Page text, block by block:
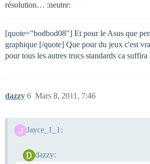
résolution… :neutre:
[quote="bodbod08"] Et pour le Asus que
graphique [/quote] Que pour du jeux c'est
pour tous les autres trucs standards ca suffira
dazzy Mars 8, 2011, 7:46
6
Jayce_1_1:
dazzy: